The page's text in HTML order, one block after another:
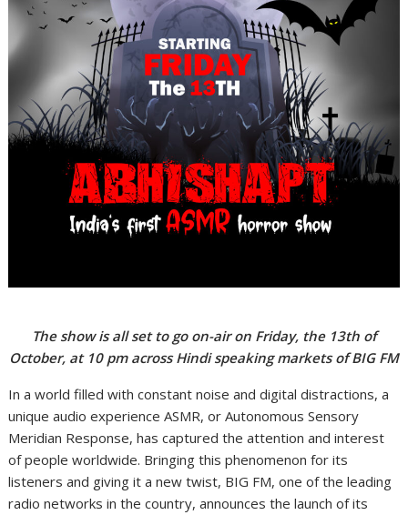
The show is all set to go on-air on Friday, the 13th of
October, at 10 pm across Hindi speaking markets of BIG FM
In a world filled with constant noise and digital distractions, a
unique audio experience ASMR, or Autonomous Sensory
Meridian Response, has captured the attention and interest
of people worldwide. Bringing this phenomenon for its
listeners and giving it a new twist, BIG FM, one of the leading
radio networks in the country, announces the launch of its